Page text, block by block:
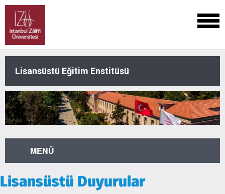
Lisansüstü Eğitim Enstitüsü
MENÜ
Lisansüstü Duyurular